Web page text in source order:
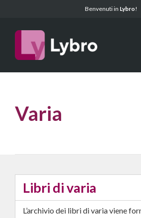
Benvenuti in Lybro!
Varia
Libri di varia
L’archivio dei libri di varia viene